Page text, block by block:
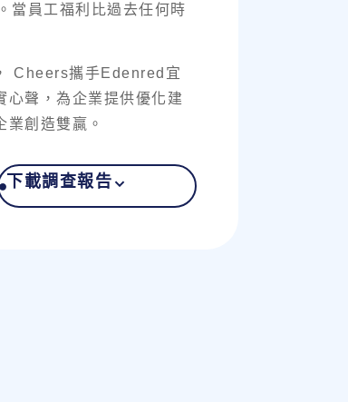
當員工福利比過去任何時
Cheers攜手Edenred宜
心聲，為企業提供優化建
創造雙贏。
下載調查報告